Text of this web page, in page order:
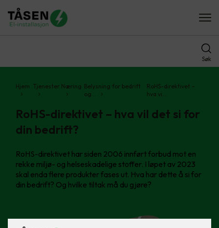
Søk
Hjem Tjenester Næring Belysning for bedrift
og…
RoHS-direktivet –
hva vi…
RoHS-direktivet – hva vil det si for
din bedrift?
RoHS-direktivet har siden 2006 innført forbud mot en
rekke miljø- og helseskadelige stoffer. I løpet av 2023
skal enda flere produkter fases ut. Hva har dette å si for
din bedrift? Og hvilke tiltak må du gjøre?